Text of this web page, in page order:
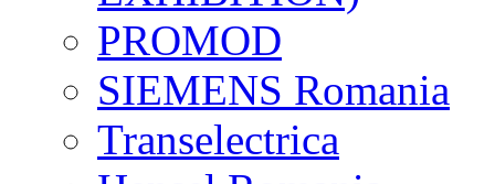
PROMOD
SIEMENS Romania
Transelectrica